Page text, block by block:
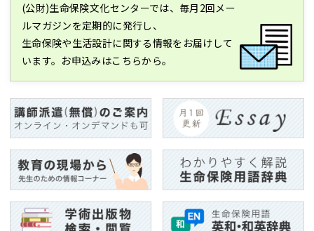
(公財)生命保険文化センターでは、毎月2回メー
ルマガジンを定期的に発行し、
生命保険や生活設計に関する情報をお届けして
います。お申込みはこちらから。